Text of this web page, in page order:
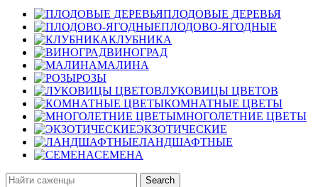
ПЛОДОВЫЕ ДЕРЕВЬЯ
ПЛОДОВО-ЯГОДНЫЕ
КЛУБНИКА
ВИНОГРАД
МАЛИНА
РОЗЫ
ЛУКОВИЦЫ ЦВЕТОВ
КОМНАТНЫЕ ЦВЕТЫ
МНОГОЛЕТНИЕ ЦВЕТЫ
ЭКЗОТИЧЕСКИЕ
ЛАНДШАФТНЫЕ
СЕМЕНА
Search